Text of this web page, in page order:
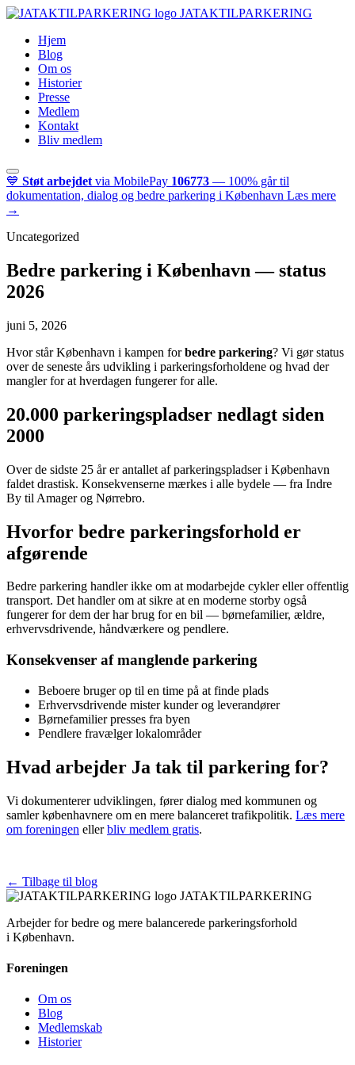
JATAKTILPARKERING
Hjem
Blog
Om os
Historier
Presse
Medlem
Kontakt
Bliv medlem
💙 Støt arbejdet via MobilePay 106773 — 100% går til
dokumentation, dialog og bedre parkering i København Læs mere
→
Uncategorized
Bedre parkering i København — status
2026
juni 5, 2026
Hvor står København i kampen forbedre parkering? Vi gør status
over de seneste års udvikling i parkeringsforholdene og hvad der
mangler for at hverdagen fungerer for alle.
20.000 parkeringspladser nedlagt siden
2000
Over de sidste 25 år er antallet af parkeringspladser i København
faldet drastisk. Konsekvenserne mærkes i alle bydele — fra Indre
By til Amager og Nørrebro.
Hvorfor bedre parkeringsforhold er
afgørende
Bedre parkering handler ikke om at modarbejde cykler eller offentlig
transport. Det handler om at sikre at en moderne storby også
fungerer for dem der har brug for en bil — børnefamilier, ældre,
erhvervsdrivende, håndværkere og pendlere.
Konsekvenser af manglende parkering
Beboere bruger op til en time på at finde plads
Erhvervsdrivende mister kunder og leverandører
Børnefamilier presses fra byen
Pendlere fravælger lokalområder
Hvad arbejder Ja tak til parkering for?
Vi dokumenterer udviklingen, fører dialog med kommunen og
samler københavnere om en mere balanceret trafikpolitik. Læs mere
om foreningen ellerbliv medlem gratis.
← Tilbage til blog
JATAKTILPARKERING
Arbejder for bedre og mere balancerede parkeringsforhold
i København.
Foreningen
Om os
Blog
Medlemskab
Historier